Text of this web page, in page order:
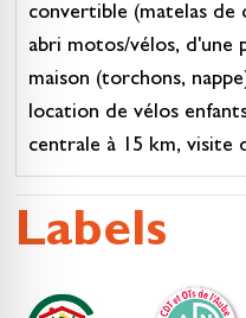
convertible (matelas de
abri motos/vélos, d'une
maison (torchons,
location de vélos
centrale à 15 km, visite
Labels